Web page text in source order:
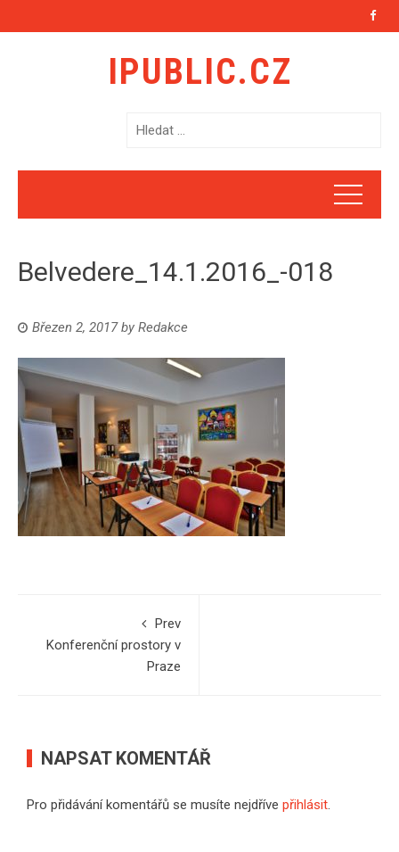
IPUBLIC.CZ
v
í
Belvedere_14.1.2016_-018
Březen 2, 2017by Redakce
Prev
Konferenční prostory v
Praze
NAPSAT KOMENTÁŘ
Pro přidávání komentářů se musíte nejdříve přihlásit.